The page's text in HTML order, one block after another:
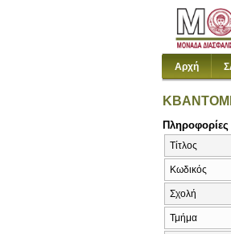
Αρχή
Τίτλος
Κωδικός
Σχολή
Τμήμα